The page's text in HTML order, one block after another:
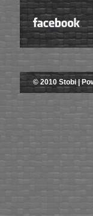
© 2010 Stobi |